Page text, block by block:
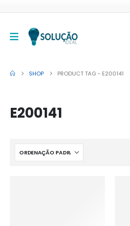
SHOP PRODUCT TAG - E200141
E200141